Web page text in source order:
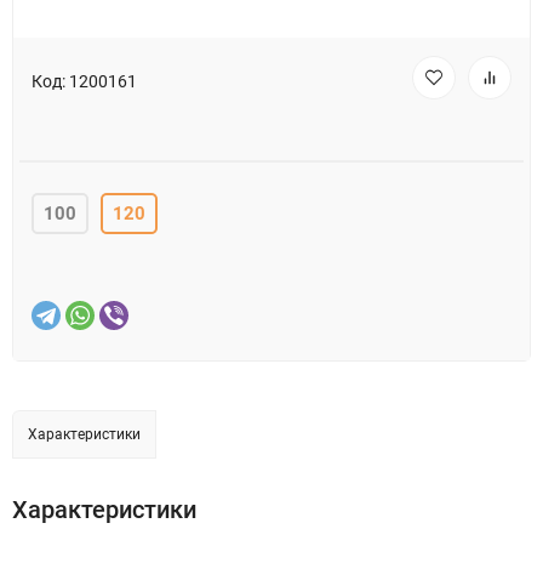
Код: 1200161
100 120
Характеристики
Характеристики